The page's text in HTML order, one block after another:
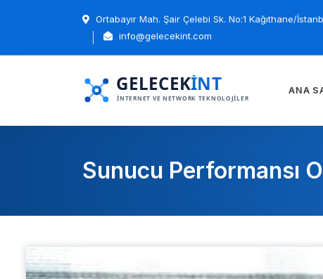
Ortabayır Mah. Şair Çelebi Sk. No:1 Kağıthane/
info@gelecekint.com
ANA
Sunucu Performansı